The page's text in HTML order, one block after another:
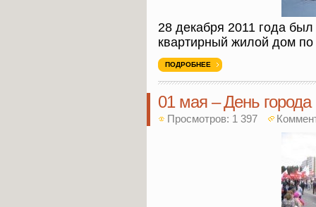
28 декабря 2011 года
квартирный жилой дом
ПОДРОБНЕЕ
01 мая – День
Просмотров: 1 397